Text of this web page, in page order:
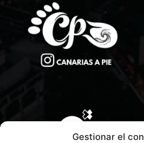
Gestionar el